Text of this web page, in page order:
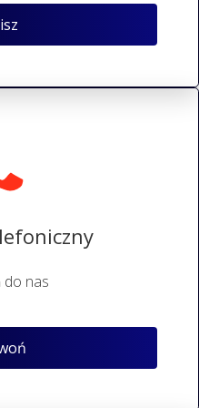
do nas